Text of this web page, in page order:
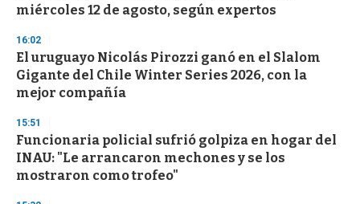
miércoles 12 de agosto, según expertos
16:02
El uruguayo Nicolás Pirozzi ganó en el Slalom
Gigante del Chile Winter Series 2026, con la
mejor compañía
15:51
Funcionaria policial sufrió golpiza en hogar del
INAU: "Le arrancaron mechones y se los
mostraron como trofeo"